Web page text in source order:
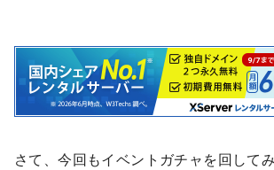
さて、今回もイベントガチャを回して